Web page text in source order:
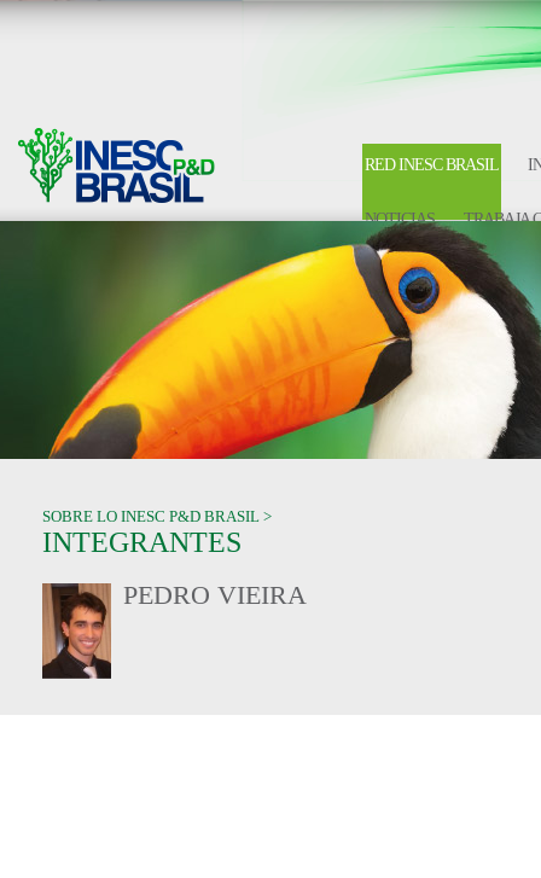
RED INESC BRASIL
NOTICIAS TRABAJA
SOBRE LO INESC P&D BRASIL >
INTEGRANTES
PEDRO VIEIRA